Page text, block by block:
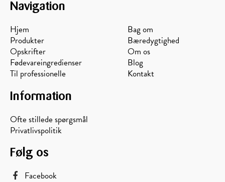
Navigation
Hjem
Produkter
Opskrifter
Fødevareingredienser
Til professionelle
Bag om
Bæredygtighed
Om os
Blog
Kontakt
Information
Ofte stillede spørgsmål
Privatlivspolitik
Følg os
Facebook